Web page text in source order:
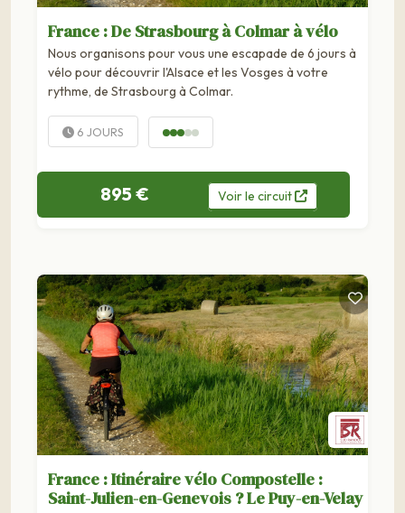
France : De Strasbourg à Colmar à vélo
Nous organisons pour vous une escapade de 6 jours à
vélo pour découvrir l'Alsace et les Vosges à votre
rythme, de Strasbourg à Colmar.
6 JOURS
895 € Voirle circuit
France : Itinéraire vélo Compostelle :
Saint-Julien-en-Genevois ? Le Puy-en-Velay